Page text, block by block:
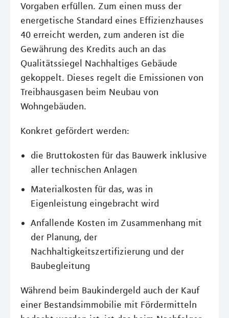
Vorgaben erfüllen. Zum einen muss der
energetische Standard eines Effizienzhauses
40 erreicht werden, zum anderen ist die
Gewährung des Kredits auch an das
Qualitätssiegel Nachhaltiges Gebäude
gekoppelt. Dieses regelt die Emissionen von
Treibhausgasen beim Neubau von
Wohngebäuden.
Konkret gefördert werden:
die Bruttokosten für das Bauwerk inklusive
aller technischen Anlagen
Materialkosten für das, was in
Eigenleistung eingebracht wird
Anfallende Kosten im Zusammenhang mit
der Planung, der
Nachhaltigkeitszertifizierung und der
Baubegleitung
Während beim Baukindergeld auch der Kauf
einer Bestandsimmobilie mit Fördermitteln